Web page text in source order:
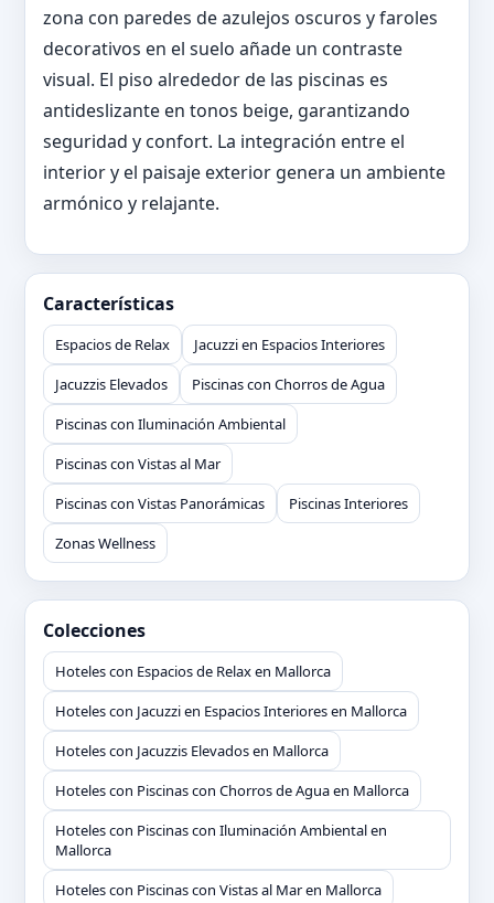
zona con paredes de azulejos oscuros y faroles
decorativos en el suelo añade un contraste
visual. El piso alrededor de las piscinas es
antideslizante en tonos beige, garantizando
seguridad y confort. La integración entre el
interior y el paisaje exterior genera un ambiente
armónico y relajante.
Características
Espacios de Relax
Jacuzzi en Espacios Interiores
Jacuzzis Elevados
Piscinas con Chorros de Agua
Piscinas con Iluminación Ambiental
Piscinas con Vistas al Mar
Piscinas con Vistas Panorámicas
Piscinas Interiores
Zonas Wellness
Colecciones
Hoteles con Espacios de Relax en Mallorca
Hoteles con Jacuzzi en Espacios Interiores en Mallorca
Hoteles con Jacuzzis Elevados en Mallorca
Hoteles con Piscinas con Chorros de Agua en Mallorca
Hoteles con Piscinas con Iluminación Ambiental en
Mallorca
Hoteles con Piscinas con Vistas al Mar en Mallorca